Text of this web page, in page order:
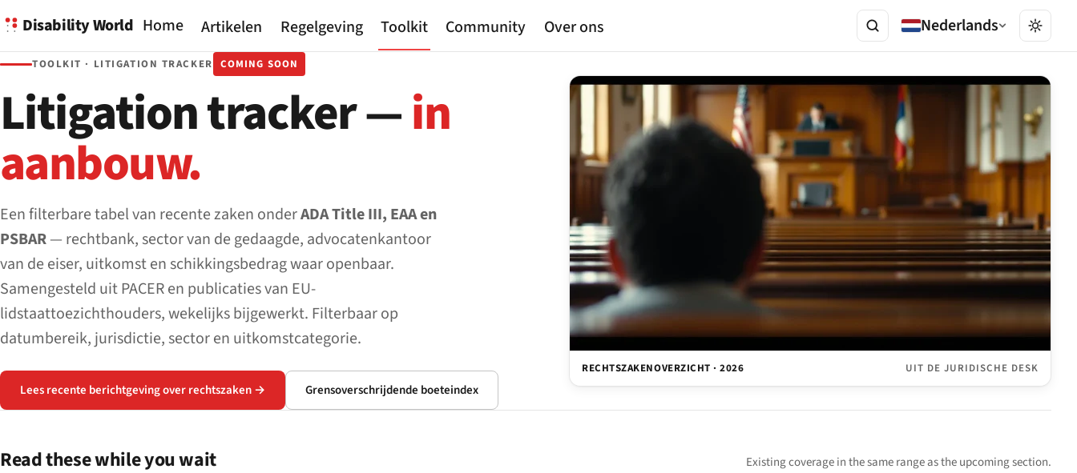
Disability World Home Artikelen Regelgeving Toolkit Community Over ons Nederlands
TOOLKIT · LITIGATION TRACKER COMING SOON
Litigation tracker —in
aanbouw.
Een filterbare tabel van recente zaken onderADA Title III, EAA en
PSBAR— rechtbank, sector van de gedaagde, advocatenkantoor
van de eiser, uitkomst en schikkingsbedrag waar openbaar.
Samengesteld uit PACER en publicaties van EU-
lidstaattoezichthouders, wekelijks bijgewerkt. Filterbaar op
datumbereik, jurisdictie, sector en uitkomstcategorie.
Lees recente berichtgeving over rechtszaken → Grensoverschrijdende boeteindex
RECHTSZAKENOVERZICHT · 2026 UIT DE JURIDISCHE DESK
Read these while you wait Existing coverage in the same range as the upcoming section.